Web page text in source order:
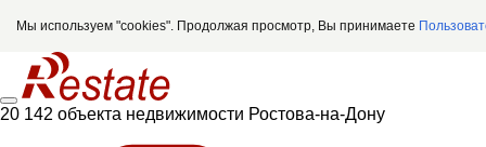
Мы используем "cookies". Продолжая просмотр, Вы принимаете
20 142 объекта недвижимости Ростова-на-Дону